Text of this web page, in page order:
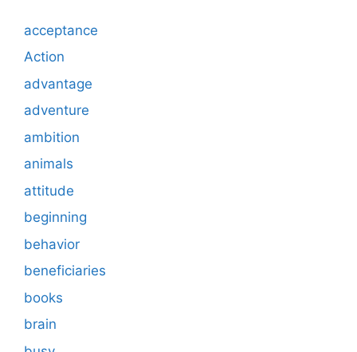
acceptance
Action
advantage
adventure
ambition
animals
attitude
beginning
behavior
beneficiaries
books
brain